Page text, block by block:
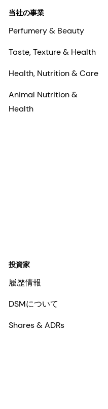
当社の事業
Perfumery & Beauty
Taste, Texture & Health
Health, Nutrition & Care
Animal Nutrition &
Health
投資家
履歴情報
DSMについて
Shares & ADRs